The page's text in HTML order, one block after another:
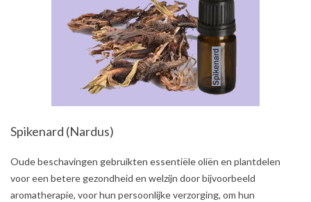
Spikenard (Nardus)
2021-
Oude beschavingen gebruikten essentiële oliën en plantdelen
voor een betere gezondheid en welzijn door bijvoorbeeld
aromatherapie, voor hun persoonlijke verzorging, om hun